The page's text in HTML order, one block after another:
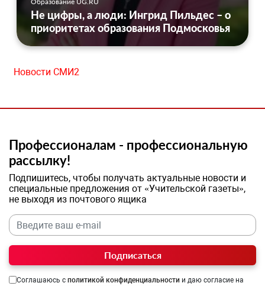
Не цифры, а люди: Ингрид Пильдес – о
приоритетах образования Подмосковья
Новости СМИ2
Профессионалам - профессиональную
рассылку!
Подпишитесь, чтобы получать актуальные новости и
специальные предложения от «Учительской газеты»,
не выходя из почтового ящика
Подписаться
Соглашаюсь с политикой конфиденциальности и даю согласие на